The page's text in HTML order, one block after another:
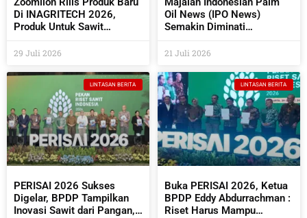
Di INAGRITECH 2026,
Produk Untuk Sawit
29 Juli 2026
Oil News (IPO News)
Semakin Diminati
Industri Pendukungnya
21 Juli 2026
LINTASAN BERITA
PERISAI 2026 Sukses
Digelar, BPDP Tampilkan
Inovasi Sawit dari Pangan,
LINTASAN BERITA
Buka PERISAI 2026, Ketua
BPDP Eddy Abdurrachman :
Riset Harus Mampu